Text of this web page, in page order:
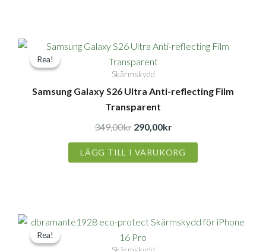
Rea!
Rea!
Skärmskydd
Samsung Galaxy S26 Ultra Anti-reflecting Film
Transparent
349,00kr
Det
ursprungliga
priset
var:
349,00kr.
290,00kr
Det
är:
LÄGG TILL I VARUKORG
Rea!
Rea!
Det
ursprungliga
Det